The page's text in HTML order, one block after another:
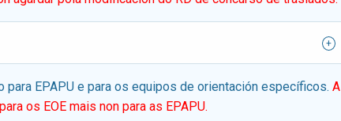
para EPAPU e para os equipos de orientación específicos. A
os EOE mais non para as EPAPU.